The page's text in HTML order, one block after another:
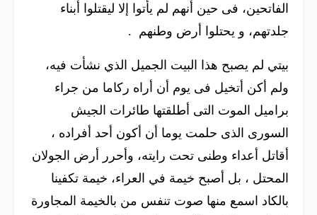
الفاتحين، فى حين أنهم لم يأتوا إلا ليقتلوا أبناء
جلدتهم، و يحتلوا أرض وطنهم .
بيتي لم يصبح هذا البيت الجميل الذي نشأت فيه،
ولم أكن أتخيل فى يوم أن أراه ركاما من جراء
براميل الموت التى أطلقتها طائرات الجيش
السورى الذى حلمت يوما أن أكون أحد أفراده ،
أقاتل أعداء وطنى تحت رايته، وأحرر أرض الجولان
المحتل ، بل أصبح خيمة في العراء، خيمة تكفينا
بالكاد اسمع منها صوت تنفس من بالخيمة المجاورة